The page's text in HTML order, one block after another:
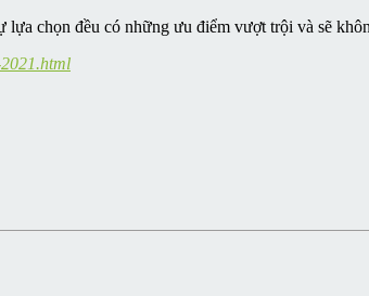
lựa chọn đều có những ưu điểm vượt trội và sẽ